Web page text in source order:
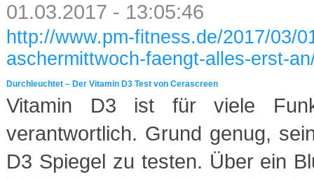
01.03.2017 - 13:05:46
http://www.pm-fitness.de/2017/03/
aschermittwoch-faengt-alles-erst-
Durchleuchtet – Der Vitamin D3 Test von Cerascreen
Vitamin D3 ist für viele
verantwortlich. Grund genug,
D3 Spiegel zu testen. Über ein